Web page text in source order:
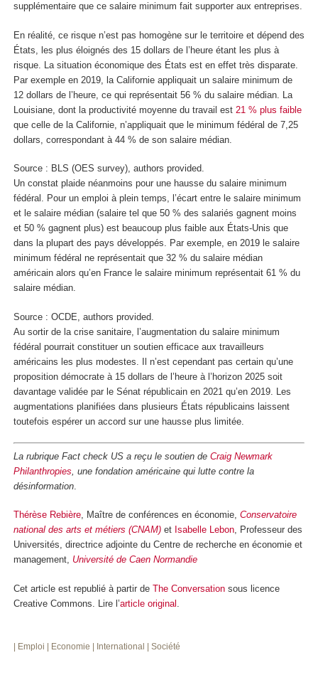
supplémentaire que ce salaire minimum fait supporter aux entreprises.
En réalité, ce risque n’est pas homogène sur le territoire et dépend des
États, les plus éloignés des 15 dollars de l’heure étant les plus à
risque. La situation économique des États est en effet très disparate.
Par exemple en 2019, la Californie appliquait un salaire minimum de
12 dollars de l’heure, ce qui représentait 56 % du salaire médian. La
Louisiane, dont la productivité moyenne du travail est 21 % plus faible
que celle de la Californie, n’appliquait que le minimum fédéral de 7,25
dollars, correspondant à 44 % de son salaire médian.
Source : BLS (OES survey), authors provided.
Un constat plaide néanmoins pour une hausse du salaire minimum
fédéral. Pour un emploi à plein temps, l’écart entre le salaire minimum
et le salaire médian (salaire tel que 50 % des salariés gagnent moins
et 50 % gagnent plus) est beaucoup plus faible aux États-Unis que
dans la plupart des pays développés. Par exemple, en 2019 le salaire
minimum fédéral ne représentait que 32 % du salaire médian
américain alors qu’en France le salaire minimum représentait 61 % du
salaire médian.
Source : OCDE, authors provided.
Au sortir de la crise sanitaire, l’augmentation du salaire minimum
fédéral pourrait constituer un soutien efficace aux travailleurs
américains les plus modestes. Il n’est cependant pas certain qu’une
proposition démocrate à 15 dollars de l’heure à l’horizon 2025 soit
davantage validée par le Sénat républicain en 2021 qu’en 2019. Les
augmentations planifiées dans plusieurs États républicains laissent
toutefois espérer un accord sur une hausse plus limitée.
La rubrique Fact check US a reçu le soutien de Craig Newmark
Philanthropies , une fondation américaine qui lutte contre la
désinformation
Thérèse Rebière, Maître de conférences en économie, Conservatoire
national des arts et métiers (CNAM) et Isabelle Lebon, Professeur des
Universités, directrice adjointe du Centre de recherche en économie et
management, Université de Caen Normandie
Cet article est republié à partir de The Conversation sous licence
Creative Commons. Lire l’article original
| Emploi | Economie | International | Société